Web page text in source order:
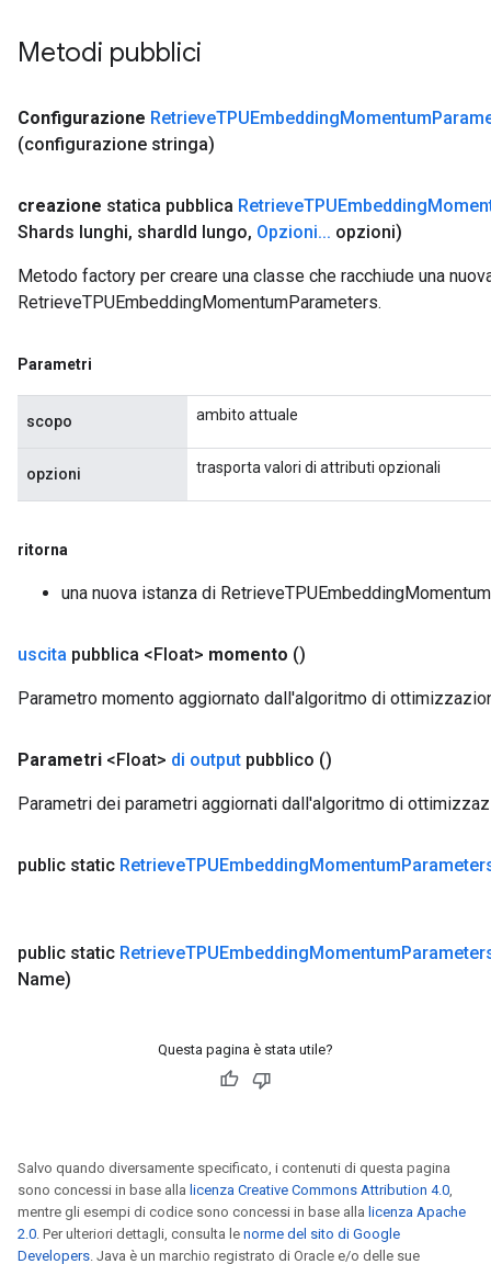
Metodi pubblici
Configurazione RetrieveTPUEmbeddingMomentum
(configurazione stringa)
creazione statica pubblica RetrieveTPUEmbedding
Shards lunghi, shardId lungo, Opzioni... opzioni)
Metodo factory per creare una classe che racchiude una
RetrieveTPUEmbeddingMomentumParameters.
Parametri
scopo ambito attuale
opzioni trasporta valori di attributi opzionali
ritorna
una nuova istanza di
uscita pubblica <Float> momento ()
Parametro momento aggiornato dall'algoritmo di
Parametri <Float> di output pubblico ()
Parametri dei parametri aggiornati dall'algoritmo di
public static RetrieveTPUEmbeddingMomentum
public static RetrieveTPUEmbeddingMomentum
Name)
Questa pagina è stata utile?
Salvo quando diversamente specificato, i contenuti di questa pagina
sono concessi in base alla licenza Creative Commons Attribution 4.0,
mentre gli esempi di codice sono concessi in base alla licenza Apache
2.0. Per ulteriori dettagli, consulta le norme del sito di Google
Developers. Java è un marchio registrato di Oracle e/o delle sue